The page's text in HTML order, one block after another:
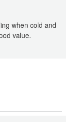
when cold and
value.